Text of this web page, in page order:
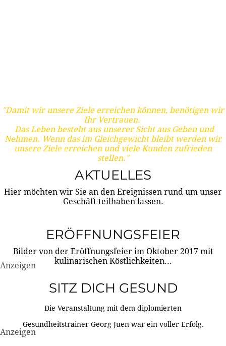
"Damit wir unsere Ziele erreichen können, benötigen wir
Ihr Vertrauen.
Das Leben besteht aus unserer Sicht aus Geben und
Nehmen. Wenn das im Gleichgewicht bleibt werden wir
unsere Ziele erreichen und viele Kunden zufrieden
stellen."
AKTUELLES
Hier möchten wir Sie an den Ereignissen rund um unser
Geschäft teilhaben lassen.
ERÖFFNUNGSFEIER
Bilder von der Eröffnungsfeier im Oktober 2017 mit
kulinarischen Köstlichkeiten...
Anzeigen
SITZ DICH GESUND
Die Veranstaltung mit dem diplomierten
Gesundheitstrainer Georg Juen war ein voller Erfolg.
Anzeigen